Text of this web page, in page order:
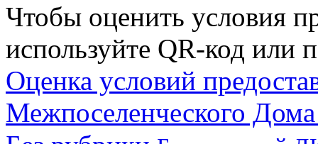
Чтобы оценить условия
используйте QR-код или
Оценка условий
Межпоселенческого